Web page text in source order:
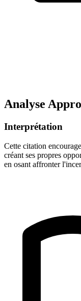
Analyse
Interprétation
Cette citation
créant ses propres
en osant affronter